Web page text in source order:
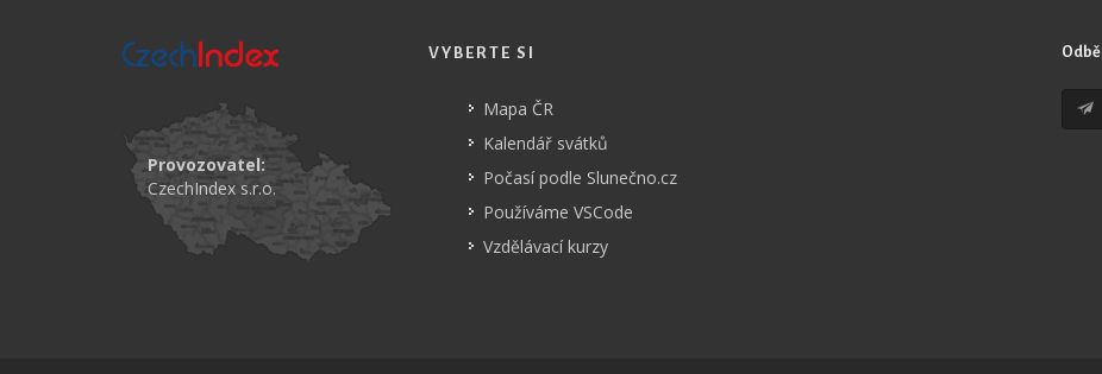
Provozovatel:
CzechIndex s.r.o.
VYBERTE SI
Mapa ČR
Kalendář svátků
Počasí podle Slunečno.cz
Používáme VSCode
Vzdělávací kurzy